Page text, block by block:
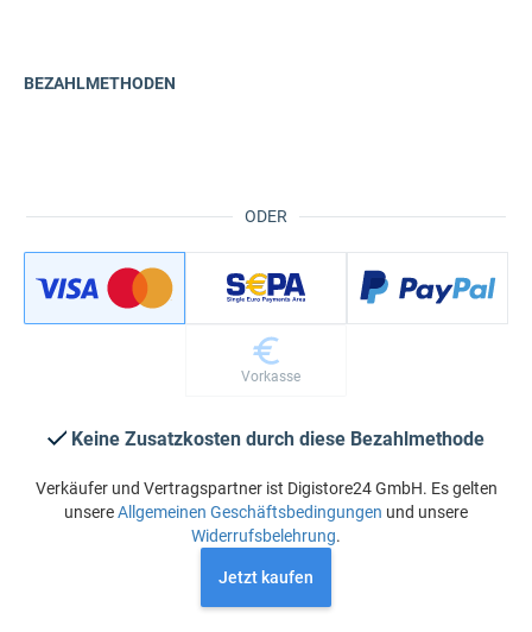
ODER
BEZAHLMETHODEN
Vorkasse
Keine Zusatzkosten durch diese Bezahlmethode
Verkäufer und Vertragspartner ist Digistore24 GmbH. Es gelten
unsereAllgemeinen Geschäftsbedingungen und unsere
Widerrufsbelehrung.
Jetzt kaufen